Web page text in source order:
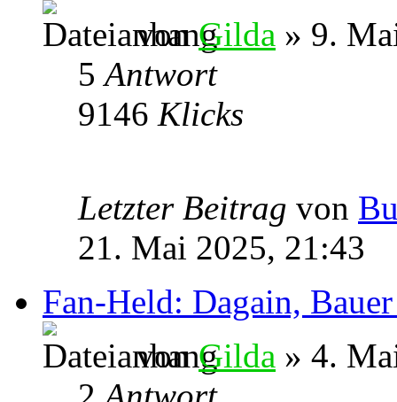
vonGilda » 9.
5Antwort
9146 Klicks
Letzter Beitrag von
21. Mai 2025, 21:43
Fan-Held: Dagain,
vonGilda » 4.